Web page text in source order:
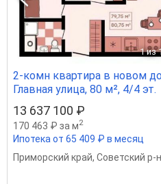
1 из
2-комн квартира в новом
Главная улица, 80 м², 4/4 эт.
13 637 100 ₽
170 463 ₽ за м2
Ипотека от 65 409 ₽ в месяц
Приморский край, Советский р-н